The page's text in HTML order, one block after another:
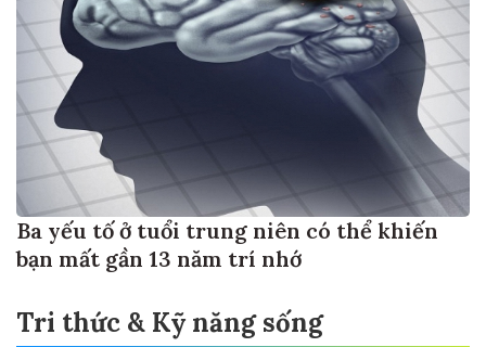
Ba yếu tố ở tuổi trung niên có thể khiến
bạn mất gần 13 năm trí nhớ
Tri thức & Kỹ năng sống